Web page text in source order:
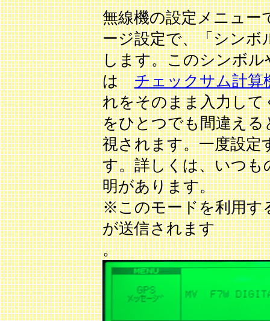
無線機の設定メニュー
ージ設定で、「シンボ
します。このシンボ
はチェックサム計算
れをそのまま入力し
をひとつでも間違える
視されます。一度設定
す。詳しくは、いつ
明があります。
※このモードを利用す
が送信されます
。